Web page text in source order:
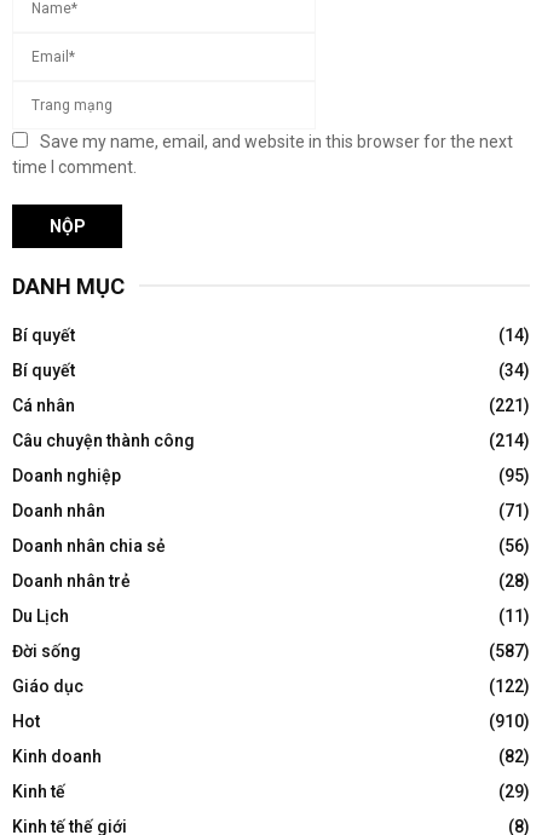
Save my name, email, and website in this browser for the next
time I comment.
DANH MỤC
Bí quyết
(14)
Bí quyết
(34)
Cá nhân
(221)
Câu chuyện thành công
(214)
Doanh nghiệp
(95)
Doanh nhân
(71)
Doanh nhân chia sẻ
(56)
Doanh nhân trẻ
(28)
Du Lịch
(11)
Đời sống
(587)
Giáo dục
(122)
Hot
(910)
Kinh doanh
(82)
Kinh tế
(29)
Kinh tế thế giới
(8)